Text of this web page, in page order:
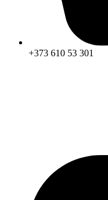
+373 610 53 301